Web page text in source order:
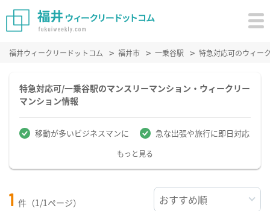
福井ウィークリードットコム 福井市 一乗谷駅 特急対応可のウィー
特急対応可/一乗谷駅のマンスリーマンション・ウィークリー
マンション情報
移動が多いビジネスマンに 急な出張や旅行に即日対応
もっと見る
1 件（1/1ページ）